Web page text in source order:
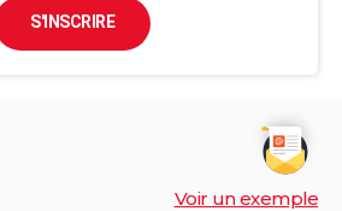
S'INSCRIRE
Voir un exemple